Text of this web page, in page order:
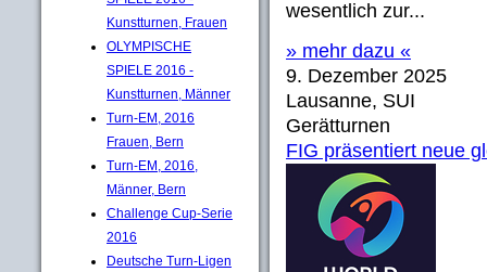
Kunstturnen, Frauen
OLYMPISCHE
SPIELE 2016 -
Kunstturnen, Männer
Turn-EM, 2016
Frauen, Bern
Turn-EM, 2016,
Männer, Bern
Challenge Cup-Serie
2016
Deutsche Turn-Ligen
wesentlich zur...
» mehr dazu «
9. Dezember 2025
Lausanne, SUI
Gerätturnen
FIG präsentiert neue